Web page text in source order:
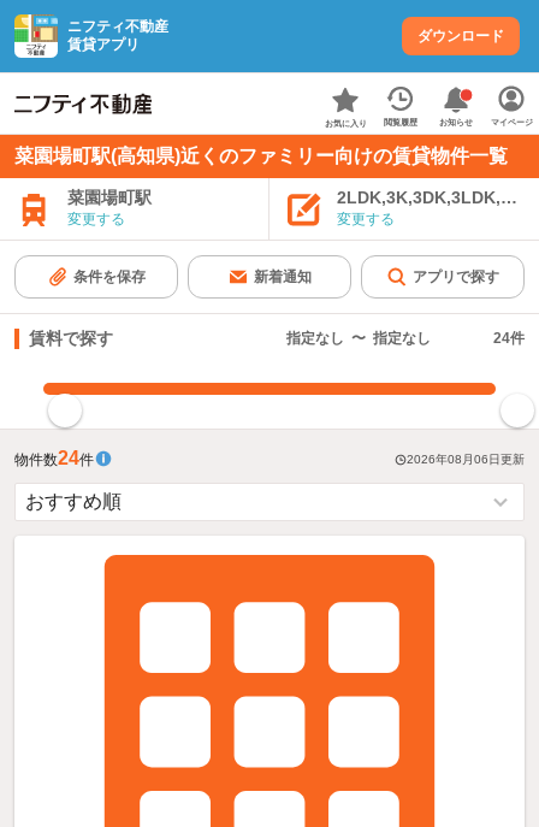
ニフティ不動産
賃貸アプリ
ダウンロード
お気に入り 閲覧履歴 お知らせ マイページ
菜園場町駅(高知県)近くのファミリー向けの賃貸物件一覧
菜園場町駅
変更する 変更する
条件を保存 新着通知 アプリで探す
賃料で探す 指定なし 〜 指定なし 24件
物件数24件 2026年08月06日更新